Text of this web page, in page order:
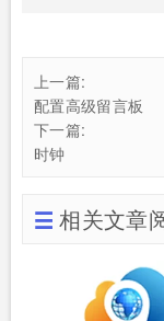
上一篇:
配置高级留言板
下一篇:
时钟
相关文章